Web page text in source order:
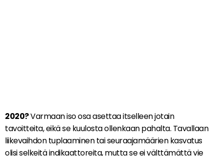
2020?Varmaan iso osa asettaa itselleen jotain
tavoitteita, eikä se kuulosta ollenkaan pahalta. Tavallaan
liikevaihdon tuplaaminen tai seuraajamäärien kasvatus
olisi selkeitä indikaattoreita, mutta se ei välttämättä vie